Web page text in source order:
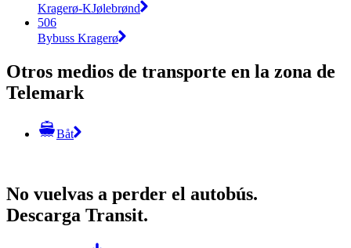
Kragerø-KJølebrønd
506
Bybuss Kragerø
Otros medios de transporte en la zona de
Telemark
Båt
No vuelvas a perder el autobús.
Descarga Transit.